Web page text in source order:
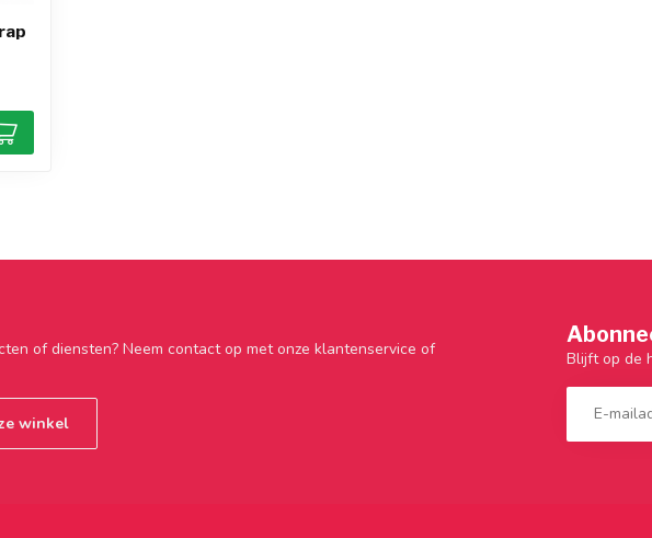
of diensten? Neem contact op met onze klantenservice of
winkel
Blijft op de